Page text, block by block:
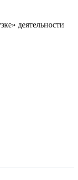
деятельности